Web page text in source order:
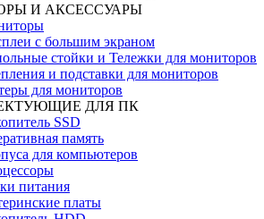
И АКСЕССУАРЫ
с большим экраном
стойки и Тележки для мониторов
и подставки для мониторов
для мониторов
ДЛЯ ПК
SSD
память
для компьютеров
питания
платы